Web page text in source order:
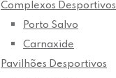
Complexos Desportivos
Porto Salvo
Carnaxide
Pavilhões Desportivos